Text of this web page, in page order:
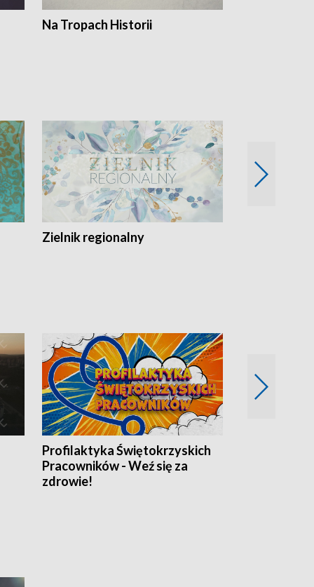
Na Tropach Historii
Zielnik regionalny
Profilaktyka Świętokrzyskich
Pracowników - Weź się za
zdrowie!